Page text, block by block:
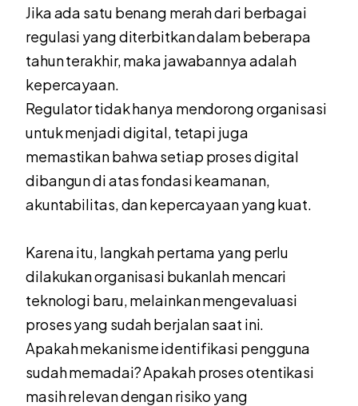
Jika ada satu benang merah dari berbagai
regulasi yang diterbitkan dalam beberapa
tahun terakhir, maka jawabannya adalah
kepercayaan.
Regulator tidak hanya mendorong organisasi
untuk menjadi digital, tetapi juga
memastikan bahwa setiap proses digital
dibangun di atas fondasi keamanan,
akuntabilitas, dan kepercayaan yang kuat.
Karena itu, langkah pertama yang perlu
dilakukan organisasi bukanlah mencari
teknologi baru, melainkan mengevaluasi
proses yang sudah berjalan saat ini.
Apakah mekanisme identifikasi pengguna
sudah memadai? Apakah proses otentikasi
masih relevan dengan risiko yang